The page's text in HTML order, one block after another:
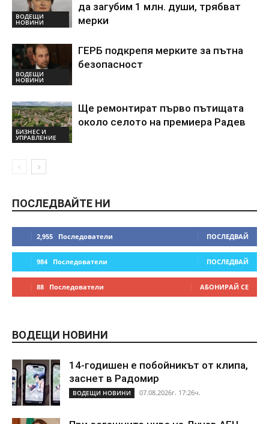
ВОДЕЩИ
НОВИНИ
да загубим 1 млн. души, трябват
мерки
ВОДЕЩИ
НОВИНИ
ГЕРБ подкрепя мерките за пътна
безопасност
БИЗНЕС И
УПРАВЛЕНИЕ
Ще ремонтират първо пътищата
около селото на премиера Радев
ПОСЛЕДВАЙТЕ НИ
2,955 Последователи ПОСЛЕДВАЙ
984 Последователи ПОСЛЕДВАЙ
88 Последователи АБОНИРАЙ СЕ
ВОДЕЩИ НОВИНИ
14-годишен е побойникът от клипа,
заснет в Радомир
ВОДЕЩИ НОВИНИ 07.08.2026г. 17:26ч.